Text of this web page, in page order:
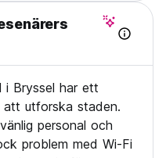
i Bryssel har ett
utforska staden.
personal och
problem med Wi-Fi